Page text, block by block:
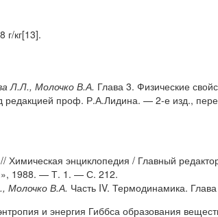
г/кг[13].
Л.Л., Молочко В.А. Глава 3. Физические
редакцией проф. Р.А.Лидина. — 2-е изд.,
Химическая энциклопедия / Главный
1988. — Т. 1. — С. 212.
Молочко В.А. Часть IV. Термодинамика.
и энергия Гиббса образования